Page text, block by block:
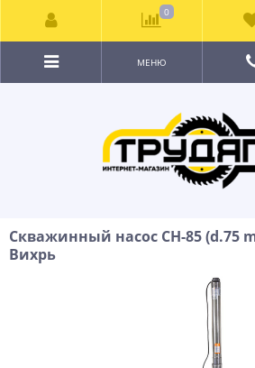
МЕНЮ
Скважинный насос СН-85 (d.75
Вихрь
0